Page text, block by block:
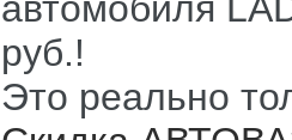
автомобиля
руб.!
Это реально